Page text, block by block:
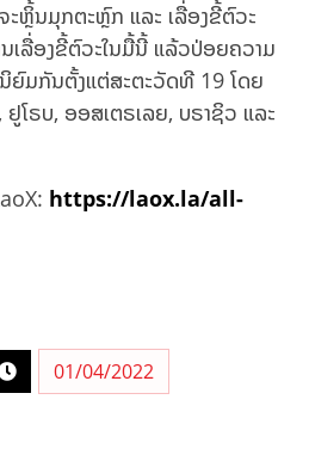
ະຫຼິ້ນມຸກຕະຫຼົກ ແລະ ເລື່ອງຂີ້ຕົວະ
ເລື່ອງຂີ້ຕົວະໃນມື້ນີ້ ແລ້ວປ່ອຍຄວາມ
ຍົມກັນຕັ້ງແຕ່ສະຕະວັດທີ 19 ໂດຍ
ຢູໂຣບ, ອອສເຕຣເລຍ, ບຣາຊິວ ແລະ
https://laox.la/all-
01/04/2022